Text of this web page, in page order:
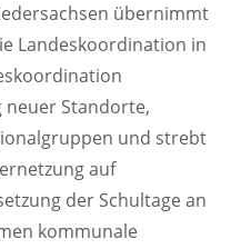
übernimmt
Landeskoordination in
Standorte,
und strebt
auf
der Schultage an
kommunale